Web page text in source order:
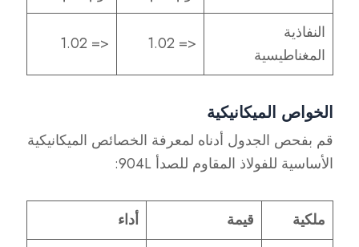
النفاذية
المغناطيسية
<= 1.02
<= 1.02
الخواص الميكانيكية
قم بفحص الجدول أدناه لمعرفة الخصائص الميكانيكية
الأساسية للفولاذ المقاوم للصدأ 904L:
ملكية قيمة أداء